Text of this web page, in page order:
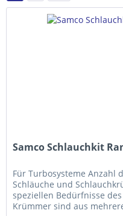
Samco Schlauchkit
Für Turbosysteme Anzahl
Schläuche und
speziellen Bedürfnisse
Krümmer sind aus